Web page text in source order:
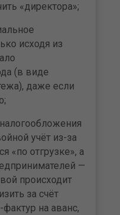
«директора»;
исходя из
(в виде
даже если
учёт из-за
«по отгрузке», а
—
происходит
за счёт
на аванс,